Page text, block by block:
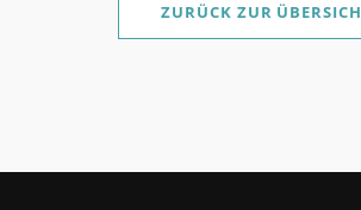
Sanierung in Einzelmaßnahmen ab
ZURÜCK ZUR